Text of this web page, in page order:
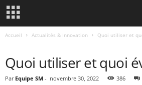
Accueil Actualités & Innovation Quoi utiliser et
Quoi utiliser et quoi
Par Equipe SM - novembre 30, 2022 386